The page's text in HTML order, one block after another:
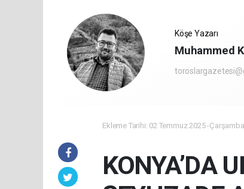
Köşe Yazarı
Muhammed
Ekleme Tarihi: 02 Temmuz 2025 -Çarşamba
KONYA’DA